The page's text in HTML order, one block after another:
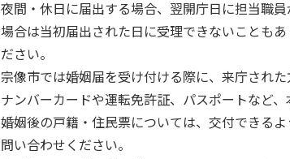
夜間・休日に届出する場合、翌開庁日に担当職
場合は当初届出された日に受理できないことも
ださい。
宗像市では婚姻届を受け付ける際に、来庁され
ナンバーカードや運転免許証、パスポートなど
婚姻後の戸籍・住民票については、交付できる
問い合わせください。